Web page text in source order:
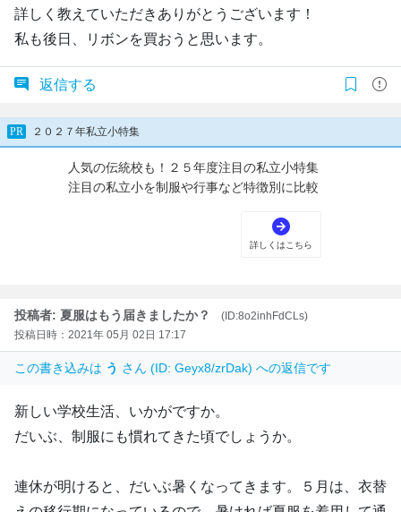
詳しく教えていただきありがとうございます！
私も後日、リボンを買おうと思います。
返信する
投稿者: 夏服はもう届きましたか？
(ID:8o2inhFdCLs)
投稿日時：2021年 05月 02日 17:17
この書き込みは う さん (ID: Geyx8/zrDak) への返信です
新しい学校生活、いかがですか。
だいぶ、制服にも慣れてきた頃でしょうか。
連休が明けると、だいぶ暑くなってきます。５月は、衣替